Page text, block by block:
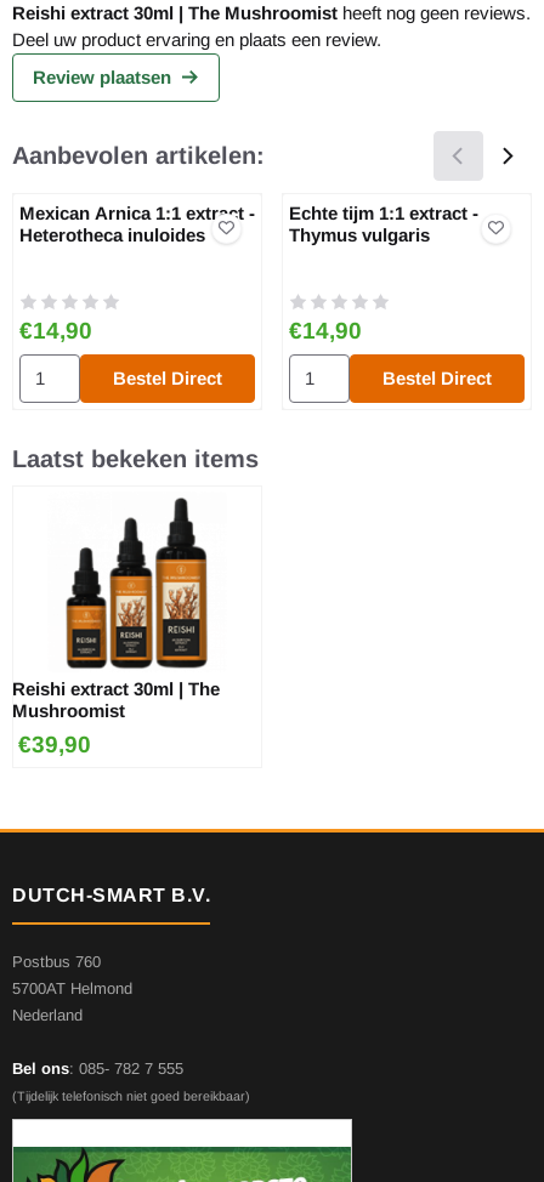
Reishi extract 30ml | The Mushroomist heeft nog geen reviews.
Deel uw product ervaring en plaats een review.
Review plaatsen
Aanbevolen artikelen:
Mexican Arnica 1:1 extract -
Heterotheca inuloides
Prijs: 14,90
€14,90
Aantal kiezen voor Mexican Arnica 1:1 extract - Heterotheca
Bestel Direct
Echte tijm 1:1 extract -
Thymus vulgaris
Prijs: 14,90
€14,90
Aantal kiezen voor Echte tijm
Bestel Direct
Laatst bekeken items
Reishi extract 30ml | The
Mushroomist
€39,90
DUTCH-SMART B.V.
Postbus 760
5700AT Helmond
Nederland
Bel ons: 085- 782 7 555
(Tijdelijk telefonisch niet goed bereikbaar)